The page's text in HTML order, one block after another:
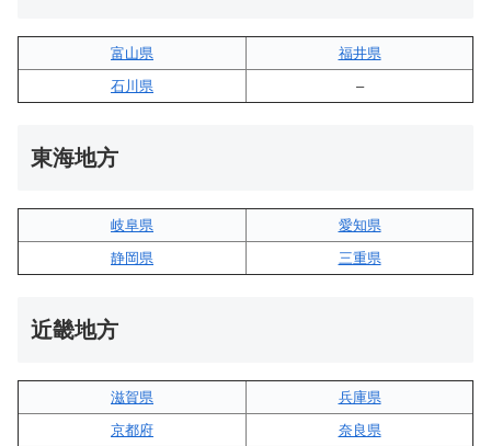
富山県
福井県
石川県
–
東海地方
岐阜県
愛知県
静岡県
三重県
近畿地方
滋賀県
兵庫県
京都府
奈良県